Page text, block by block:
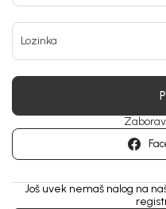
Lozinka
Još uvek nemaš nalog na